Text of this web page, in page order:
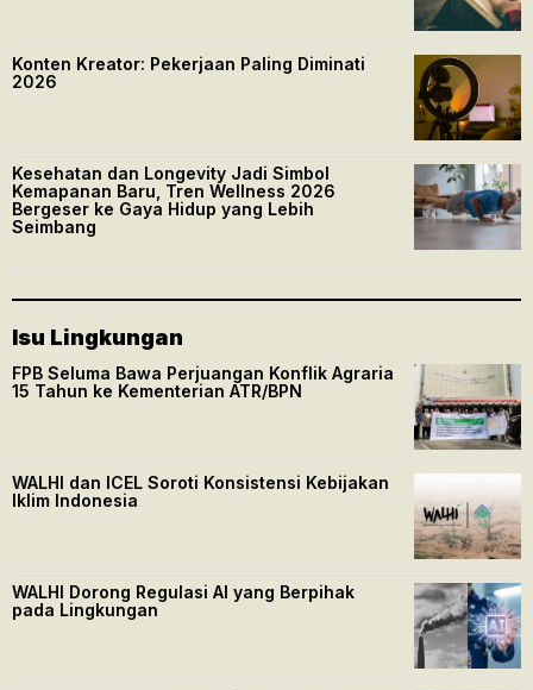
Konten Kreator: Pekerjaan Paling Diminati
2026
Kesehatan dan Longevity Jadi Simbol
Kemapanan Baru, Tren Wellness 2026
Bergeser ke Gaya Hidup yang Lebih
Seimbang
Isu Lingkungan
FPB Seluma Bawa Perjuangan Konflik Agraria
15 Tahun ke Kementerian ATR/BPN
WALHI dan ICEL Soroti Konsistensi Kebijakan
Iklim Indonesia
WALHI Dorong Regulasi AI yang Berpihak
pada Lingkungan